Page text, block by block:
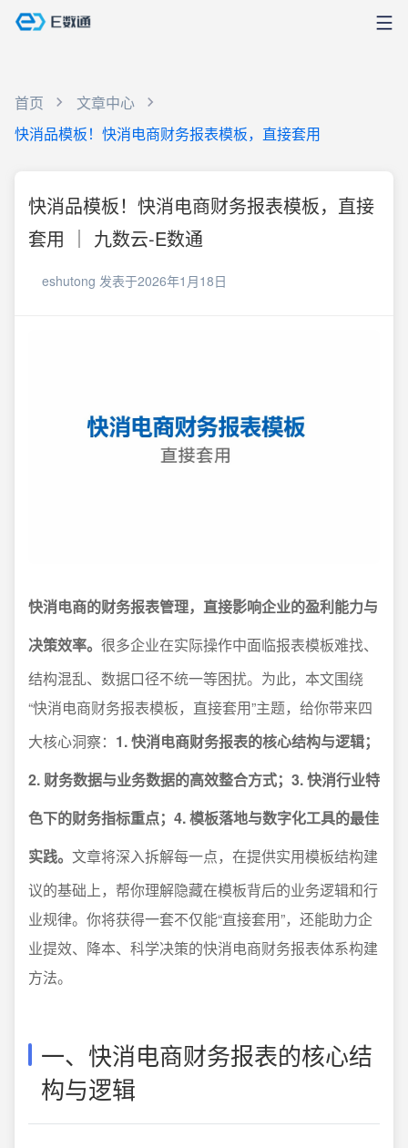
首页
文章中心
快消品模板！快消电商财务报表模板，直接套用
快消品模板！快消电商财务报表模板，直接
套用 ｜ 九数云-E数通
eshutong 发表于2026年1月18日
快消电商的财务报表管理，直接影响企业的盈利能力与
决策效率。 很多企业在实际操作中面临报表模板难找、
结构混乱、数据口径不统一等困扰。为此，本文围绕
“快消电商财务报表模板，直接套用”主题，给你带来四
大核心洞察： 1. 快消电商财务报表的核心结构与逻辑；
2. 财务数据与业务数据的高效整合方式；3. 快消行业特
色下的财务指标重点；4. 模板落地与数字化工具的最佳
实践。 文章将深入拆解每一点，在提供实用模板结构建
议的基础上，帮你理解隐藏在模板背后的业务逻辑和行
业规律。你将获得一套不仅能“直接套用”，还能助力企
业提效、降本、科学决策的快消电商财务报表体系构建
方法。
一、快消电商财务报表的核心结
构与逻辑